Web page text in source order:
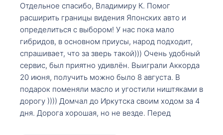
Отдельное спасибо, Владимиру К. Помог
расширить границы видения Японских авто и
определиться с выбором! У нас пока мало
гибридов, в основном приусы, народ подходит,
спрашивает, что за зверь такой))) Очень удобный
сервис, был приятно удивлён. Выиграли Аккорда
20 июня, получить можно было 8 августа. В
подарок поменяли масло и угостили ништяками в
дорогу )))) Домчал до Иркутска своим ходом за 4
дня. Дорога хорошая, но не везде. Перед